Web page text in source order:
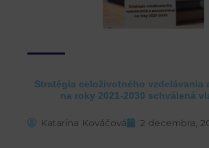
Stratégia celoživotného vzdelávania
na roky 2021-2030 schválená
Katarína Kováčová 2 decembra,